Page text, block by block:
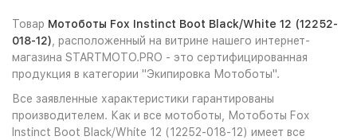
Товар Мотоботы Fox Instinct Boot Black/White 12 (12252-
018-12) , расположенный на витрине нашего интернет-
магазина STARTMOTO.PRO - это сертифицированная
продукция в категории "Экипировка Мотоботы".
Все заявленные характеристики гарантированы
производителем. Как и все мотоботы, Мотоботы Fox
Instinct Boot Black/White 12 (12252-018-12) имеет все